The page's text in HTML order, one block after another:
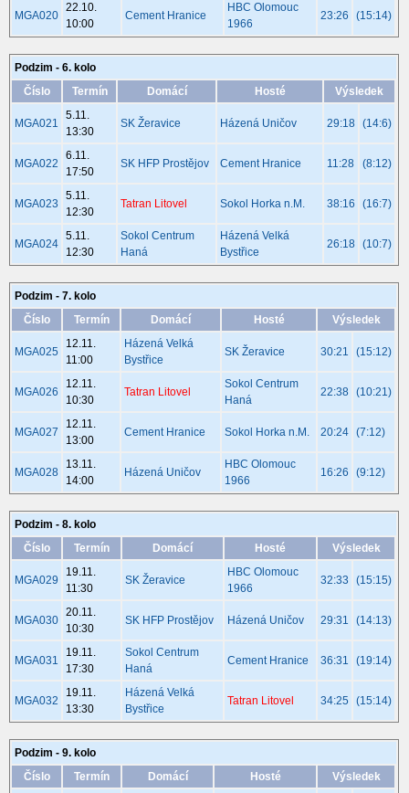
MGA020
22.10.
10:00
Cement Hranice
HBC Olomouc
1966
23:26 (15:14)
Podzim - 6. kolo
Číslo
Termín Domácí Hosté Výsledek
MGA021
5.11.
13:30
SK Žeravice Házená Uničov 29:18 (14:6)
MGA022
6.11.
17:50
SK HFP Prostějov Cement Hranice 11:28 (8:12)
MGA023
5.11.
12:30
Tatran Litovel Sokol Horka n.M. 38:16 (16:7)
MGA024
5.11.
12:30
Sokol Centrum
Haná
Házená Velká
Bystřice
26:18 (10:7)
Podzim - 7. kolo
Číslo
Termín Domácí Hosté Výsledek
MGA025
12.11.
11:00
Házená Velká
Bystřice
SK Žeravice 30:21 (15:12)
MGA026
12.11.
10:30
Tatran Litovel
Sokol Centrum
Haná
22:38 (10:21)
MGA027
12.11.
13:00
Cement Hranice Sokol Horka n.M. 20:24 (7:12)
MGA028
13.11.
14:00
Házená Uničov
HBC Olomouc
1966
16:26 (9:12)
Podzim - 8. kolo
Číslo
Termín Domácí Hosté Výsledek
MGA029
19.11.
11:30
SK Žeravice
HBC Olomouc
1966
32:33 (15:15)
MGA030
20.11.
10:30
SK HFP Prostějov Házená Uničov 29:31 (14:13)
MGA031
19.11.
17:30
Sokol Centrum
Haná
Cement Hranice 36:31 (19:14)
MGA032
19.11.
13:30
Házená Velká
Bystřice
Tatran Litovel 34:25 (15:14)
Podzim - 9. kolo
Číslo
Termín Domácí Hosté Výsledek